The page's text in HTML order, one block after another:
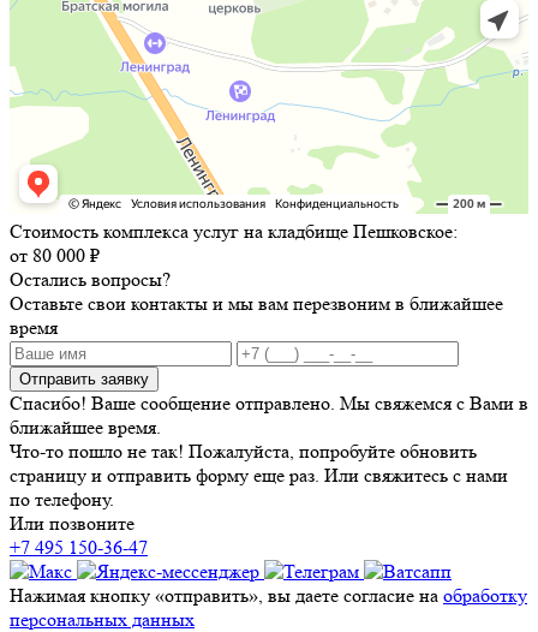
Стоимость комплекса услуг на кладбище Пешковское:
от 80 000 ₽
Остались вопросы?
Оставьте свои контакты и мы вам перезвоним в ближайшее
время
Отправить заявку
Спасибо! Ваше сообщение отправлено. Мы свяжемся с Вами в
ближайшее время.
Что-то пошло не так! Пожалуйста, попробуйте обновить
страницу и отправить форму еще раз. Или свяжитесь с нами
по телефону.
Или позвоните
+7 495 150-36-47
Нажимая кнопку «отправить», вы даете согласие на обработку
персональных данных